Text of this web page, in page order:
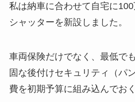
私は納車に合わせて自宅に
シャッターを新設しました。
車両保険だけでなく、最低で
固な後付けセキュリティ（パ
費を初期予算に組み込んでお